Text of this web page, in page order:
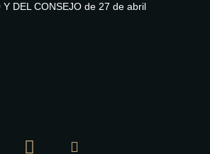
Y DEL CONSEJO de 27 de abril